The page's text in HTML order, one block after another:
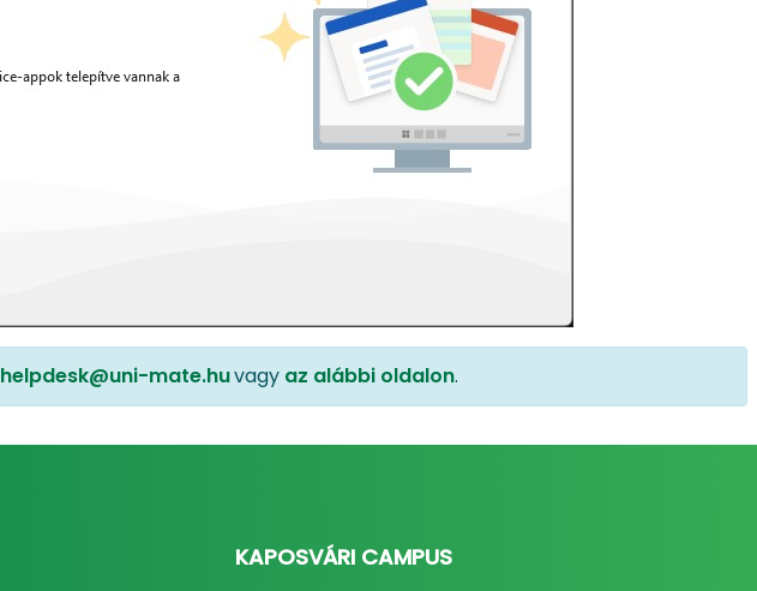
helpdesk@uni-mate.huvagy az alábbi oldalon.
KAPOSVÁRI CAMPUS